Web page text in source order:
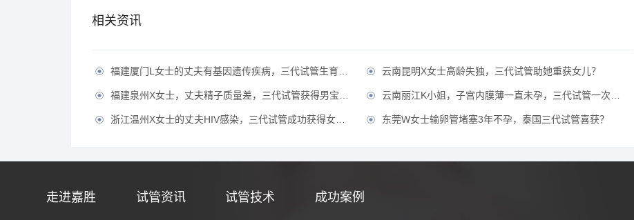
相关资讯
 福建厦门L女士的丈夫有基因遗传疾病，三代试管生育健康宝宝？  云南昆明X女士高龄失独，三代试管助她重获女儿？
 福建泉州X女士，丈夫精子质量差，三代试管获得男宝宝？  云南丽江K小姐，子宫内膜薄一直未孕，三代试管一次成功获得？
 浙江温州X女士的丈夫HIV感染，三代试管成功获得女宝宝？  东莞W女士输卵管堵塞3年不孕，泰国三代试管喜获？
走进嘉胜 试管资讯 试管技术 成功案例